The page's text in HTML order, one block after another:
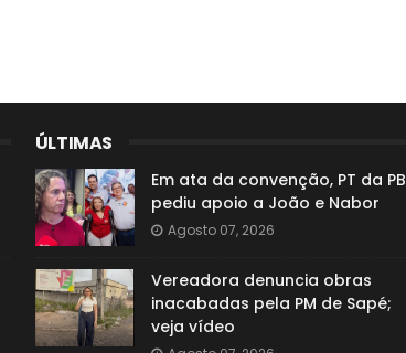
ÚLTIMAS
Em ata da convenção, PT da PB
pediu apoio a João e Nabor
Agosto 07, 2026
Vereadora denuncia obras
inacabadas pela PM de Sapé;
veja vídeo